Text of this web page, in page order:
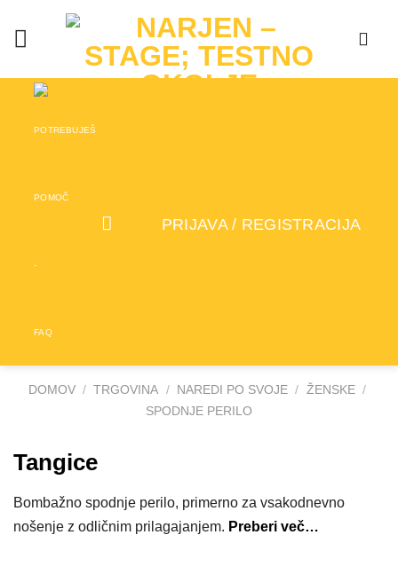
content
PRIJAVA / REGISTRACIJA
DOMOV / TRGOVINA / NAREDI PO SVOJE / ŽENSKE /
SPODNJE PERILO
Tangice
Bombažno spodnje perilo, primerno za vsakodnevno
nošenje z odličnim prilagajanjem. Preberi več…